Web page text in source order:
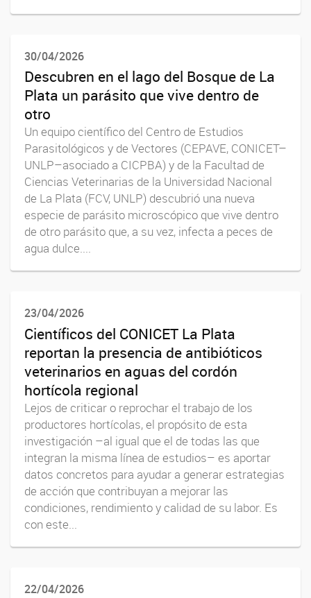
30/04/2026
Descubren en el lago del Bosque de La
Plata un parásito que vive dentro de
otro
Un equipo científico del Centro de Estudios
Parasitológicos y de Vectores (CEPAVE, CONICET–
UNLP–asociado a CICPBA) y de la Facultad de
Ciencias Veterinarias de la Universidad Nacional
de La Plata (FCV, UNLP) descubrió una nueva
especie de parásito microscópico que vive dentro
de otro parásito que, a su vez, infecta a peces de
agua dulce....
23/04/2026
Científicos del CONICET La Plata
reportan la presencia de antibióticos
veterinarios en aguas del cordón
hortícola regional
Lejos de criticar o reprochar el trabajo de los
productores hortícolas, el propósito de esta
investigación –al igual que el de todas las que
integran la misma línea de estudios– es aportar
datos concretos para ayudar a generar estrategias
de acción que contribuyan a mejorar las
condiciones, rendimiento y calidad de su labor. Es
con este...
22/04/2026